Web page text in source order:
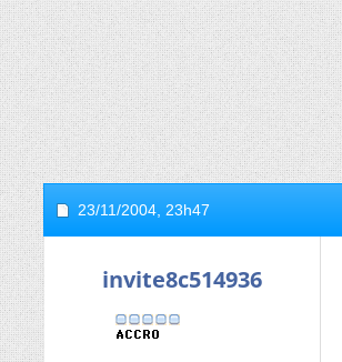
23/11/2004, 23h47
invite8c514936